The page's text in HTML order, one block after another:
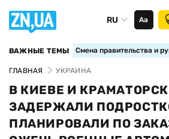
RU Аа
ВАЖНЫЕ ТЕМЫ Смена правительства и
ГЛАВНАЯ УКРАИНА
В КИЕВЕ И
ЗАДЕРЖАЛИ
ПЛАНИРОВАЛИ ПО